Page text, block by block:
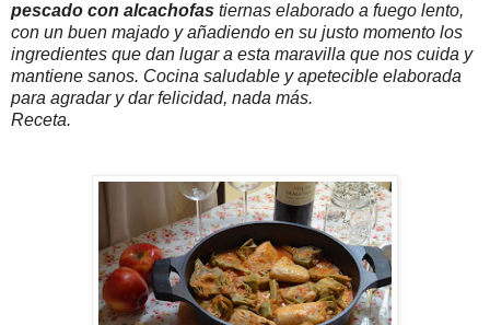
pescado con alcachofas tiernas elaborado a fuego lento,
con un buen majado y añadiendo en su justo momento los
ingredientes que dan lugar a esta maravilla que nos cuida y
mantiene sanos. Cocina saludable y apetecible elaborada
para agradar y dar felicidad, nada más.
Receta.